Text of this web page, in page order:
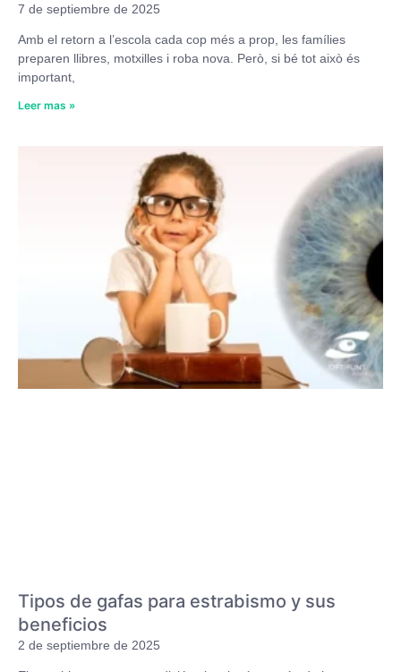
7 de septiembre de 2025
Amb el retorn a l’escola cada cop més a prop, les famílies
preparen llibres, motxilles i roba nova. Però, si bé tot això és
important,
Leer mas »
Tipos de gafas para estrabismo y sus
beneficios
2 de septiembre de 2025